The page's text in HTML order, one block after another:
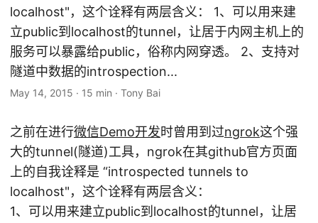
localhost"，这个诠释有两层含义： 1、可以用来建
立public到localhost的tunnel，让居于内网主机上的
服务可以暴露给public，俗称内网穿透。 2、支持对
隧道中数据的introspection...
May 14, 2015 · 15 min · Tony Bai
之前在进行微信Demo开发时曾用到过ngrok这个强
大的tunnel(隧道)工具，ngrok在其github官方页面
上的自我诠释是 “introspected tunnels to
localhost"，这个诠释有两层含义：
1、可以用来建立public到localhost的tunnel，让居